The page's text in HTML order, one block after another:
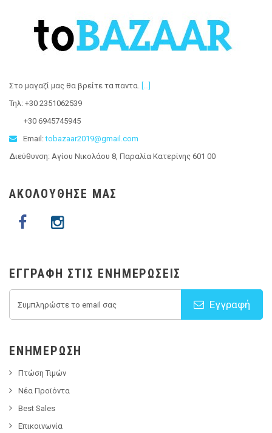
Στο μαγαζί μας θα βρείτε τα παντα. [...]
Τηλ: +30 2351062539
+30 6945745945
Email:tobazaar2019@gmail.com
Διεύθυνση: Αγίου Νικολάου 8, Παραλία Κατερίνης 601 00
ΑΚΟΛΟΥΘΗΣΕ ΜΑΣ
ΕΓΓΡΑΦΉ ΣΤΙΣ ΕΝΗΜΕΡΏΣΕΙΣ
Εγγραφή
ΕΝΗΜΈΡΩΣΗ
Πτώση Τιμών
Νέα Προϊόντα
Best Sales
Επικοινωνία